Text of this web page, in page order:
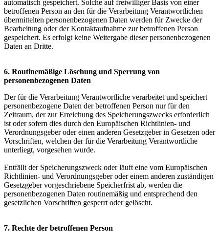
automatisch gespeichert. Solche auf freiwilliger Basis von einer
betroffenen Person an den für die Verarbeitung Verantwortlichen
übermittelten personenbezogenen Daten werden für Zwecke der
Bearbeitung oder der Kontaktaufnahme zur betroffenen Person
gespeichert. Es erfolgt keine Weitergabe dieser personenbezogenen
Daten an Dritte.
6. Routinemäßige Löschung und Sperrung von
personenbezogenen Daten
Der für die Verarbeitung Verantwortliche verarbeitet und speichert
personenbezogene Daten der betroffenen Person nur für den
Zeitraum, der zur Erreichung des Speicherungszwecks erforderlich
ist oder sofern dies durch den Europäischen Richtlinien- und
Verordnungsgeber oder einen anderen Gesetzgeber in Gesetzen oder
Vorschriften, welchen der für die Verarbeitung Verantwortliche
unterliegt, vorgesehen wurde.
Entfällt der Speicherungszweck oder läuft eine vom Europäischen
Richtlinien- und Verordnungsgeber oder einem anderen zuständigen
Gesetzgeber vorgeschriebene Speicherfrist ab, werden die
personenbezogenen Daten routinemäßig und entsprechend den
gesetzlichen Vorschriften gesperrt oder gelöscht.
7. Rechte der betroffenen Person